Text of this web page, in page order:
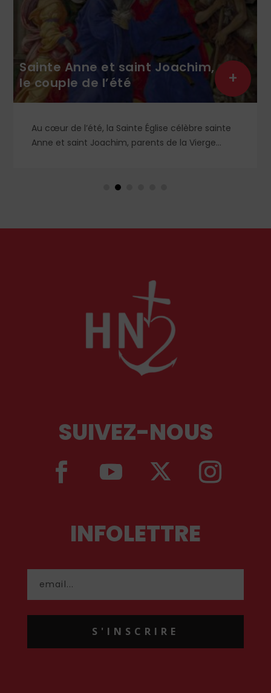
Sainte Anne et saint Joachim,
le couple de l’été
Au cœur de l’été, la Sainte Église célèbre sainte
Anne et saint Joachim, parents de la Vierge
en Orient qu’en Occident, célèbre par sa piété
+
SUIVEZ-NOUS
INFOLETTRE
S'INSCRIRE